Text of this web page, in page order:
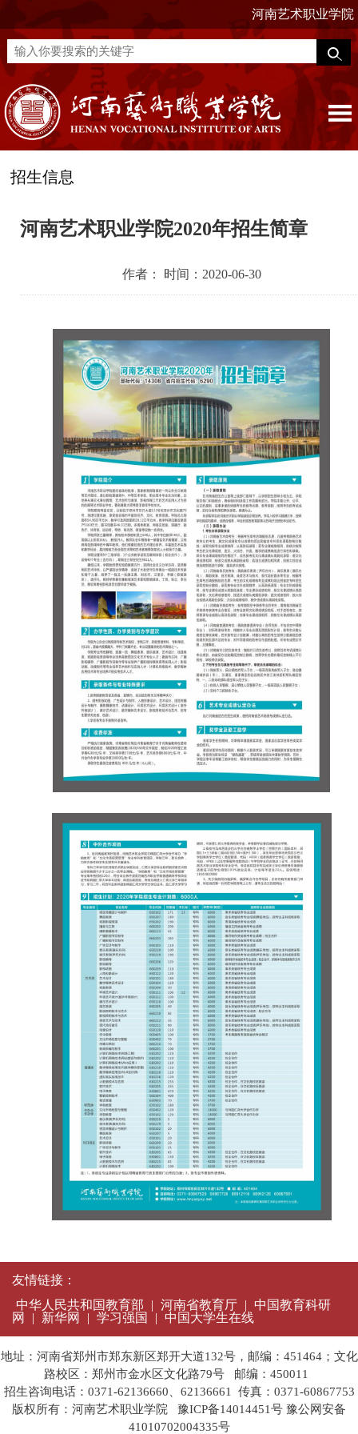
河南艺术职业学院
招生信息
河南艺术职业学院2020年招生简章
作者： 时间：2020-06-30
友情链接：
中华人民共和国教育部
| 河南省教育厅 |
中国教育科研
网
| 新华网 | 学习强国 | 中国大学生在线
地址：河南省郑州市郑东新区郑开大道132号，邮编：451464；文化
路校区：郑州市金水区文化路79号 邮编：450011
招生咨询电话：0371-62136660、62136661 传真：0371-60867753
版权所有：河南艺术职业学院 豫ICP备14014451号 豫公网安备
41010702004335号